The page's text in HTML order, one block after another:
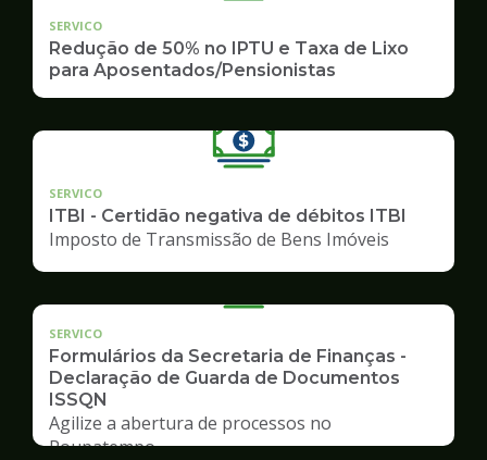
SERVICO
Redução de 50% no IPTU e Taxa de Lixo
para Aposentados/Pensionistas
SERVICO
ITBI - Certidão negativa de débitos ITBI
Imposto de Transmissão de Bens Imóveis
SERVICO
Formulários da Secretaria de Finanças -
Declaração de Guarda de Documentos
ISSQN
Agilize a abertura de processos no
Poupatempo